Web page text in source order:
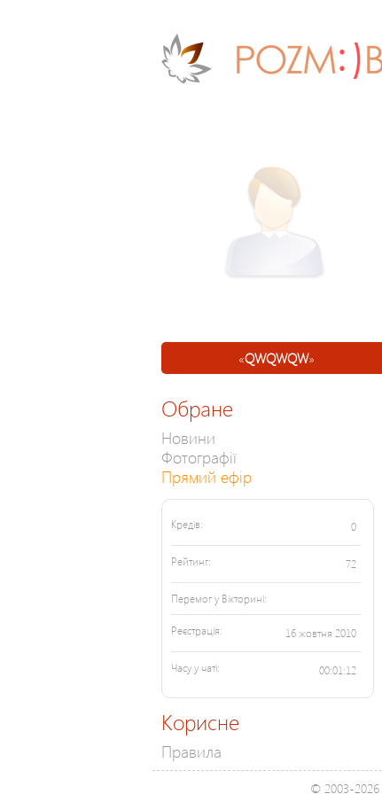
«QWQWQW»
Обране
Новини
Фотографії
Прямий ефір
Кредів: 0
Рейтинг: 72
Перемог у Вікторині:
Реєстрація: 16 жовтня 2010
Часу у чаті: 00:01:12
Корисне
Правила
© 2003-2026